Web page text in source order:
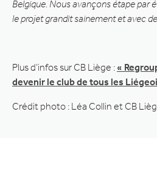
Belgique. Nous avançons étape par
le projet grandit sainement et avec
Plus d’infos sur CB Liège : «
devenir le club de tous les
Crédit photo : Léa Collin et CB